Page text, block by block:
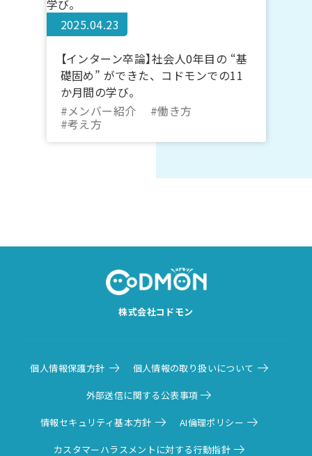
2025.04.23
【インターン卒論】社会人0年目の “基
礎固め” ができた、コドモンでの11
か月間の学び。
#メンバー紹介
#働き方
#考え方
株式会社コドモン
個人情報保護方針 個人情報の取り扱いについて
外部送信に関する公表事項
情報セキュリティ基本方針 AI倫理ポリシー
カスタマーハラスメントに対する行動指針